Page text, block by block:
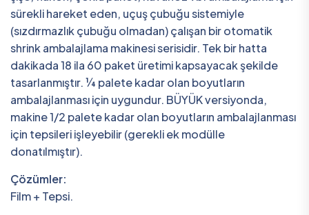
sürekli hareket eden, uçuş çubuğu sistemiyle
(sızdırmazlık çubuğu olmadan) çalışan bir otomatik
shrink ambalajlama makinesi serisidir. Tek bir hatta
dakikada 18 ila 60 paket üretimi kapsayacak şekilde
tasarlanmıştır. ¼ palete kadar olan boyutların
ambalajlanması için uygundur. BÜYÜK versiyonda,
makine 1/2 palete kadar olan boyutların ambalajlanması
için tepsileri işleyebilir (gerekli ek modülle
donatılmıştır).
Çözümler:
Film + Tepsi.